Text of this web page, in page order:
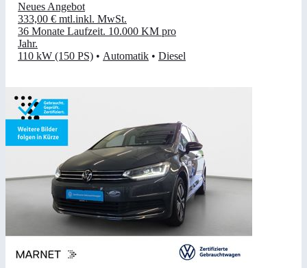
Neues Angebot
333,00 € mtl.inkl. MwSt.
36 Monate Laufzeit. 10.000 KM pro
Jahr.
110 kW (150 PS) • Automatik • Diesel